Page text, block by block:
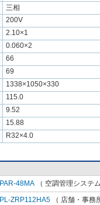
三相
200V
2.10×1
0.060×2
66
69
1338×1050×330
115.0
9.52
15.88
R32×4.0
PAR-48MA （ 空調管理システ
PL-ZRP112HA5 （ 店舗・事務